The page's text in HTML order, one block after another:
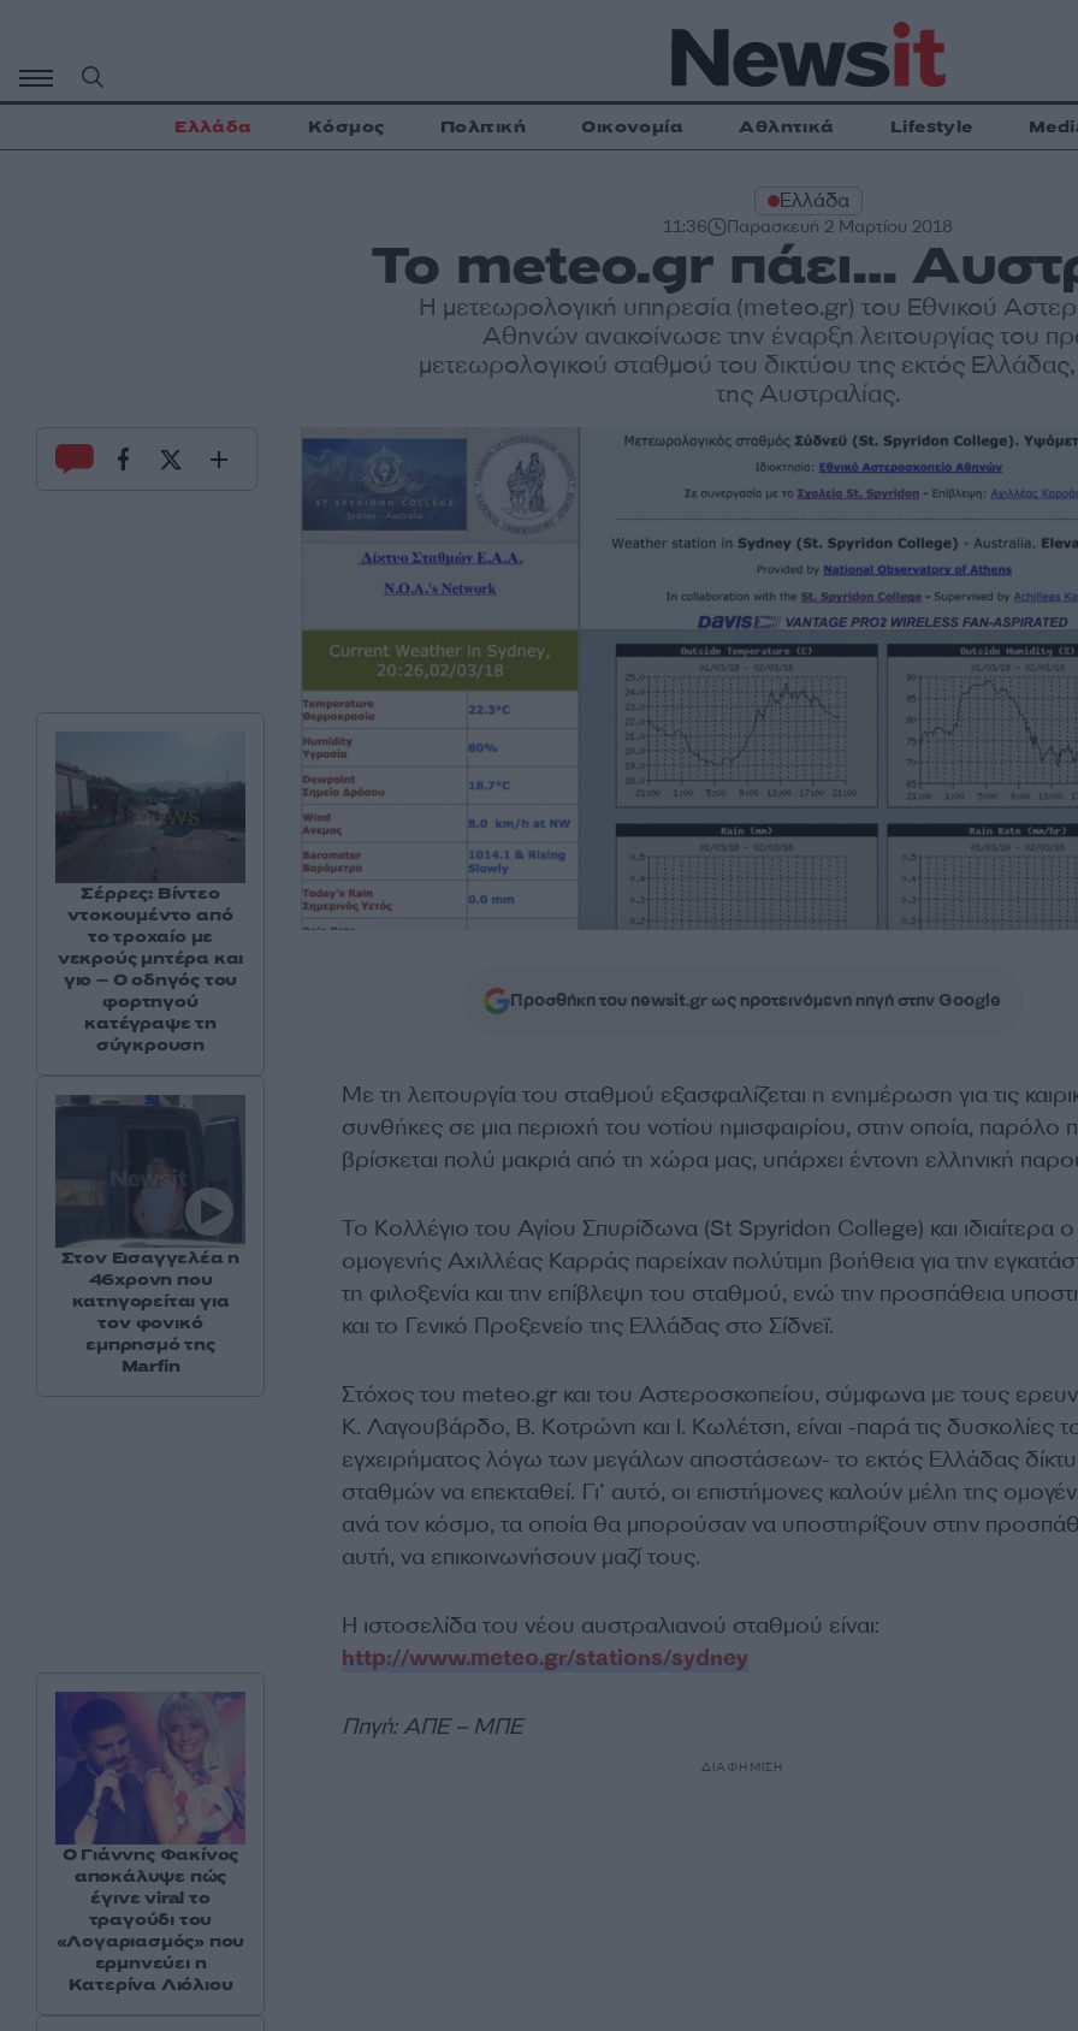
περιεχόμενο
Ελλάδα Κόσμος Πολιτική Οικονομία Αθλητικά Lifestyle
Ελλάδα
11:36 Παρασκευή 2 Μαρτίου 2018
Το meteo.gr πάει…
Η μετεωρολογική υπηρεσία (meteo.gr) του Εθνικού
Αθηνών ανακοίνωσε την έναρξη λειτουργίας του
μετεωρολογικού σταθμού του δικτύου της εκτός Ελλάδας,
της Αυστραλίας.
Προσθήκη του newsit.gr ως προτεινόμενη πηγή στην Google
Με τη λειτουργία του σταθμού εξασφαλίζεται η ενημέρωση για τις
συνθήκες σε μια περιοχή του νοτίου ημισφαιρίου, στην οποία, παρόλο
βρίσκεται πολύ μακριά από τη χώρα μας, υπάρχει έντονη ελληνική
Το Κολλέγιο του Αγίου Σπυρίδωνα (St Spyridon College) και ιδιαίτερα ο
ομογενής Αχιλλέας Καρράς παρείχαν πολύτιμη βοήθεια για την
τη φιλοξενία και την επίβλεψη του σταθμού, ενώ την προσπάθεια
και το Γενικό Προξενείο της Ελλάδας στο Σίδνεϊ.
Στόχος του meteo.gr και του Αστεροσκοπείου, σύμφωνα με τους
Κ. Λαγουβάρδο, Β. Κοτρώνη και Ι. Κωλέτση, είναι -παρά τις δυσκολίες
εγχειρήματος λόγω των μεγάλων αποστάσεων- το εκτός Ελλάδας
σταθμών να επεκταθεί. Γι’ αυτό, οι επιστήμονες καλούν μέλη της
ανά τον κόσμο, τα οποία θα μπορούσαν να υποστηρίξουν στην
αυτή, να επικοινωνήσουν μαζί τους.
Η ιστοσελίδα του νέου αυστραλιανού σταθμού είναι:
http://www.meteo.gr/stations/sydney
Πηγή: ΑΠΕ – ΜΠΕ
ΔΙΑΦΗΜΙΣΗ
Σέρρες: Βίντεο
ντοκουμέντο από
το τροχαίο με
νεκρούς μητέρα και
γιο – Ο οδηγός του
φορτηγού
κατέγραψε τη
σύγκρουση
Στον Εισαγγελέα η
46χρονη που
κατηγορείται για
τον φονικό
εμπρησμό της
Marfin
Ο Γιάννης Φακίνος
αποκάλυψε πώς
έγινε viral το
τραγούδι του
«Λογαριασμός» που
ερμηνεύει η
Κατερίνα Λιόλιου